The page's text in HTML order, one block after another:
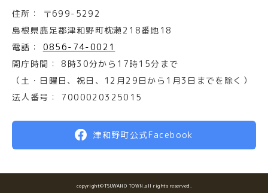
住所：
〒699-5292
島根県鹿足郡津和野町枕瀬218番地18
電話：
0856-74-0021
開庁時間：
8時30分から17時15分まで
（土・日曜日、祝日、12月29日から1月3日までを除く）
法人番号：
7000020325015
津和野町公式Facebook
copyright©TSUWANO TOWN.all rights reserved.